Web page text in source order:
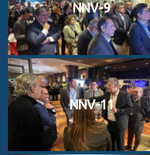
NNV-9
NNV-11